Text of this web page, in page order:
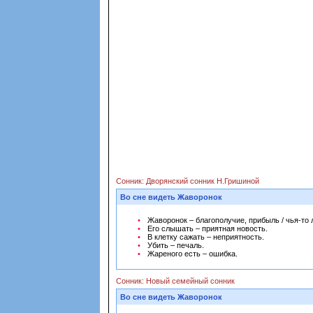
Сонник: Дворянский сонник Н.Гришиной
Во сне видеть Жаворонок
Жаворонок – благополучие, прибыль / чья-то
Его слышать – приятная новость.
В клетку сажать – неприятность.
Убить – печаль.
Жареного есть – ошибка.
Сонник: Новый семейный сонник
Во сне видеть Жаворонок